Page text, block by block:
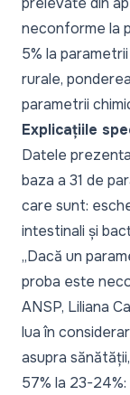
neconforme la
5% la
rurale,
parametrii
Explicațiile
Datele
baza a 31 de
care sunt:
intestinali și
„Dacă un
proba este
ANSP, Liliana
lua în
asupra
57% la 23-24%: